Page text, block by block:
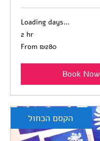
Loading days...
2 hr
From
280
From ₪280
Book Now
הקסם הכחול